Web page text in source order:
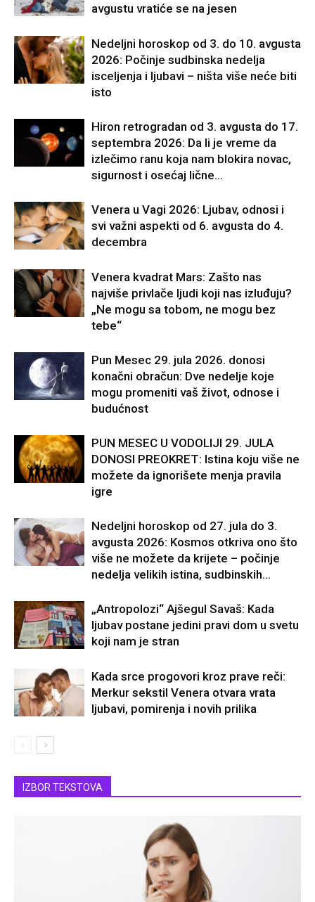
avgustu vratiće se na jesen
Nedeljni horoskop od 3. do 10. avgusta
2026: Počinje sudbinska nedelja
isceljenja i ljubavi – ništa više neće biti
isto
Hiron retrogradan od 3. avgusta do 17.
septembra 2026: Da li je vreme da
izlečimo ranu koja nam blokira novac,
sigurnost i osećaj lične...
Venera u Vagi 2026: Ljubav, odnosi i
svi važni aspekti od 6. avgusta do 4.
decembra
Venera kvadrat Mars: Zašto nas
najviše privlače ljudi koji nas izluđuju?
„Ne mogu sa tobom, ne mogu bez
tebe“
Pun Mesec 29. jula 2026. donosi
konačni obračun: Dve nedelje koje
mogu promeniti vaš život, odnose i
budućnost
PUN MESEC U VODOLIJI 29. JULA
DONOSI PREOKRET: Istina koju više ne
možete da ignorišete menja pravila
igre
Nedeljni horoskop od 27. jula do 3.
avgusta 2026: Kosmos otkriva ono što
više ne možete da krijete – počinje
nedelja velikih istina, sudbinskih...
„Antropolozi“ Ajšegul Savaš: Kada
ljubav postane jedini pravi dom u svetu
koji nam je stran
Kada srce progovori kroz prave reči:
Merkur sekstil Venera otvara vrata
ljubavi, pomirenja i novih prilika
IZBOR TEKSTOVA